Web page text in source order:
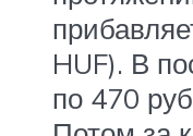
HUF). В
по 470